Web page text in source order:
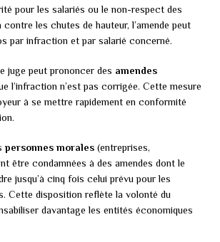
pour les salariés ou le non-respect des
les chutes de hauteur, l’amende peut
par infraction et par salarié concerné.
juge peut prononcer des amendes
l’infraction n’est pas corrigée. Cette mesure
à se mettre rapidement en conformité
personnes morales (entreprises,
être condamnées à des amendes dont le
jusqu’à cinq fois celui prévu pour les
Cette disposition reflète la volonté du
davantage les entités économiques